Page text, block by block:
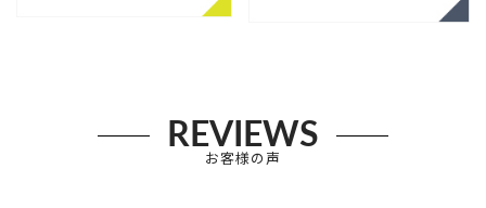
REVIEWS
お客様の声